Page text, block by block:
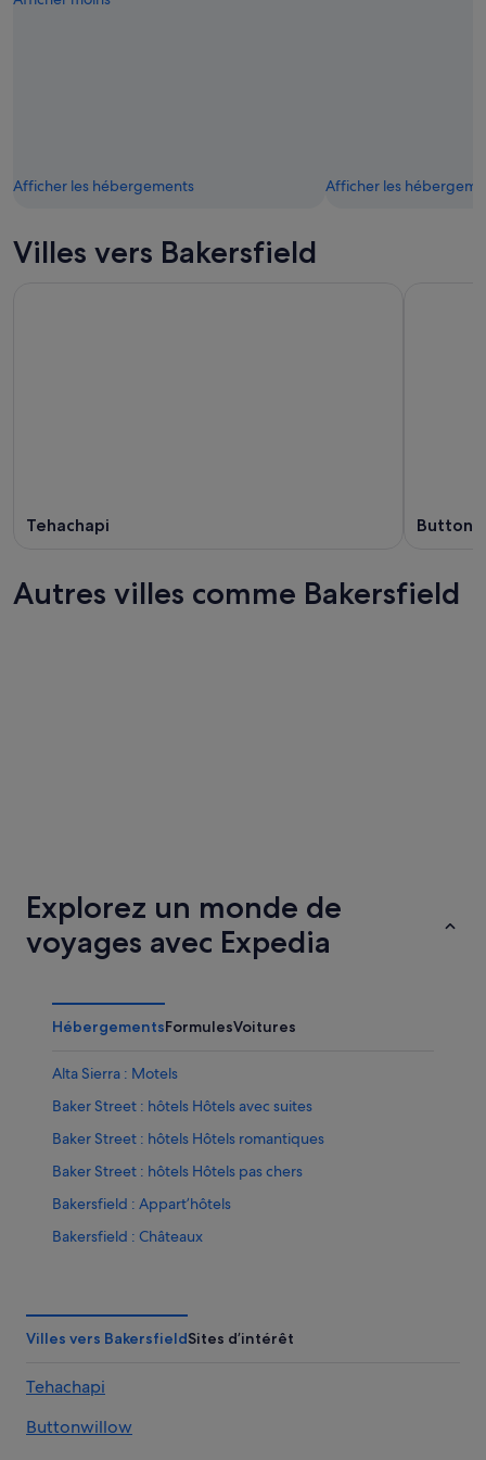
Afficher les hébergements Afficher les
Villes vers Bakersfield
Tehachapi
Autres villes comme Bakersfield
Explorez un monde de
voyages avec Expedia
HébergementsFormulesVoitures
Alta Sierra : Motels
Baker Street : hôtels Hôtels avec suites
Baker Street : hôtels Hôtels romantiques
Baker Street : hôtels Hôtels pas chers
Bakersfield : Appart’hôtels
Bakersfield : Châteaux
Bakersfield : hôtels Hôtels de plage
Bakersfield : hôtels Hôtels de luxe
Bakersfield : hôtels Hôtels avec centre de fitness
Villes vers BakersfieldSites d’intérêt
Tehachapi
Buttonwillow